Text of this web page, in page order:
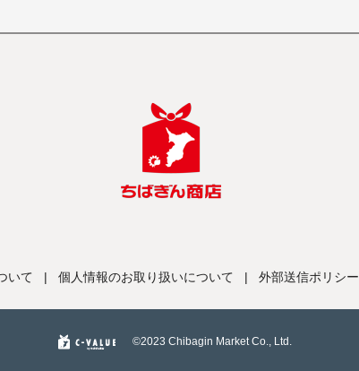
いて | 個人情報のお取り扱いについて | 外部送信ポリシー
©️2023 Chibagin Market Co., Ltd.